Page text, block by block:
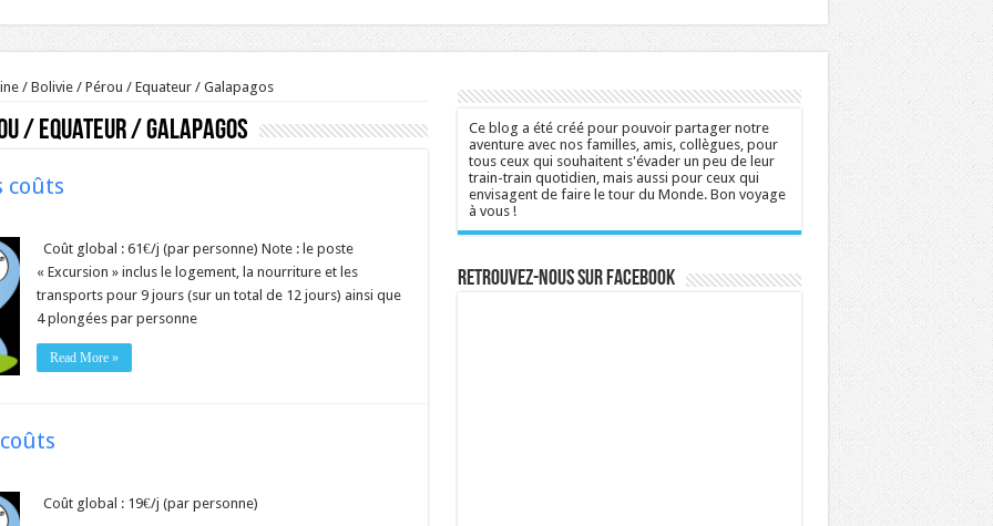
/ Bolivie / Pérou / Equateur / Galapagos
/ Equateur / Galapagos
coûts
Coût global : 61€/j (par personne) Note : le poste
« Excursion » inclus le logement, la nourriture et les
transports pour 9 jours (sur un total de 12 jours) ainsi que
4 plongées par personne
Read More »
Coût global : 19€/j (par personne)
Ce blog a été créé pour pouvoir partager notre
aventure avec nos familles, amis, collègues, pour
tous ceux qui souhaitent s'évader un peu de leur
train-train quotidien, mais aussi pour ceux qui
envisagent de faire le tour du Monde. Bon voyage
à vous !
Retrouvez-nous sur Facebook